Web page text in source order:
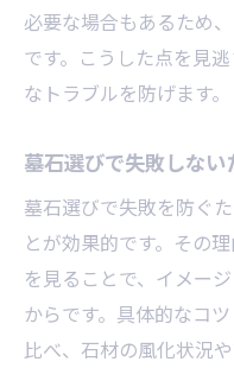
墓石を傷めな
家族で守りた
お墓参りの際
墓石案内で知
家族で納得でき
家族の意見を
墓石案内で信
家族会議で
墓石案内を通
必要な場合もあるため
です。こうした点を見
なトラブルを防げます。
墓石選びで失敗しな
墓石選びで失敗を防ぐ
とが効果的です。その
を見ることで、イメー
からです。具体的なコ
比べ、石材の風化状況